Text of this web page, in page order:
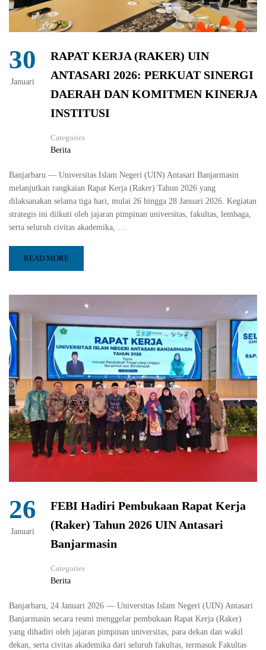
30
Januari
RAPAT KERJA (RAKER) UIN
ANTASARI 2026: PERKUAT SINERGI
DAERAH DAN KOMITMEN KINERJA
INSTITUSI
Categories
Berita
Banjarbaru — Universitas Islam Negeri (UIN) Antasari Banjarmasin
melanjutkan rangkaian Rapat Kerja (Raker) Tahun 2026 yang
dilaksanakan selama tiga hari, mulai 26 hingga 28 Januari 2026. Kegiatan
strategis ini diikuti oleh jajaran pimpinan universitas, fakultas, lembaga,
serta seluruh civitas akademika, …
READ MORE
26
Januari
FEBI Hadiri Pembukaan Rapat Kerja
(Raker) Tahun 2026 UIN Antasari
Banjarmasin
Categories
Berita
Banjarbaru, 24 Januari 2026 — Universitas Islam Negeri (UIN) Antasari
Banjarmasin secara resmi menggelar pembukaan Rapat Kerja (Raker)
yang dihadiri oleh jajaran pimpinan universitas, para dekan dan wakil
dekan, serta civitas akademika dari seluruh fakultas, termasuk Fakultas